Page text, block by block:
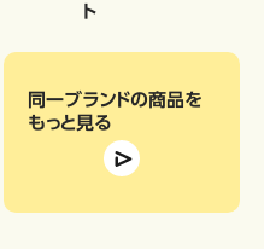
ト
同一ブランドの商品を
もっと見る